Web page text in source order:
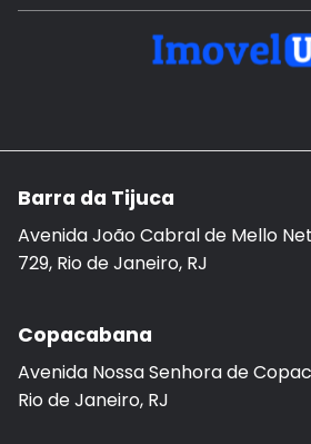
Barra da Tijuca
Avenida João Cabral de Mello
729, Rio de Janeiro, RJ
Copacabana
Avenida Nossa Senhora de
Rio de Janeiro, RJ